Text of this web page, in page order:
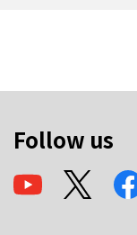
Follow us